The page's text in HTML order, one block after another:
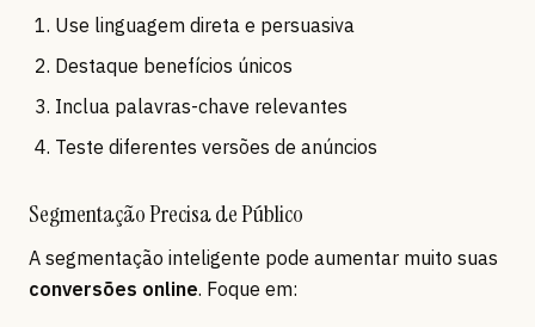
Use linguagem direta e persuasiva
Destaque benefícios únicos
Inclua palavras-chave relevantes
Teste diferentes versões de anúncios
Segmentação Precisa de Público
A segmentação inteligente pode aumentar muito suas
conversões online. Foque em: